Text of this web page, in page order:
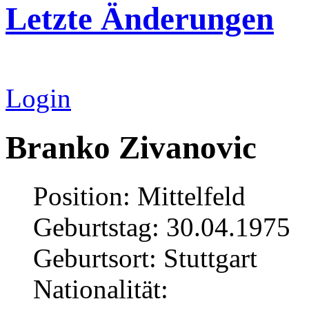
Letzte Änderungen
Login
Branko Zivanovic
Position: Mittelfeld
Geburtstag: 30.04.1975
Geburtsort: Stuttgart
Nationalität: